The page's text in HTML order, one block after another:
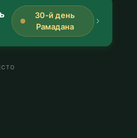
30-й день
Рамадана